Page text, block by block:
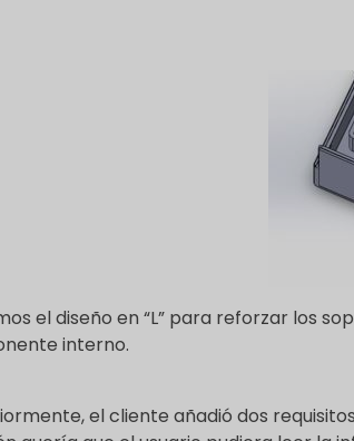
el diseño en “L” para reforzar los
interno.
el cliente añadió dos